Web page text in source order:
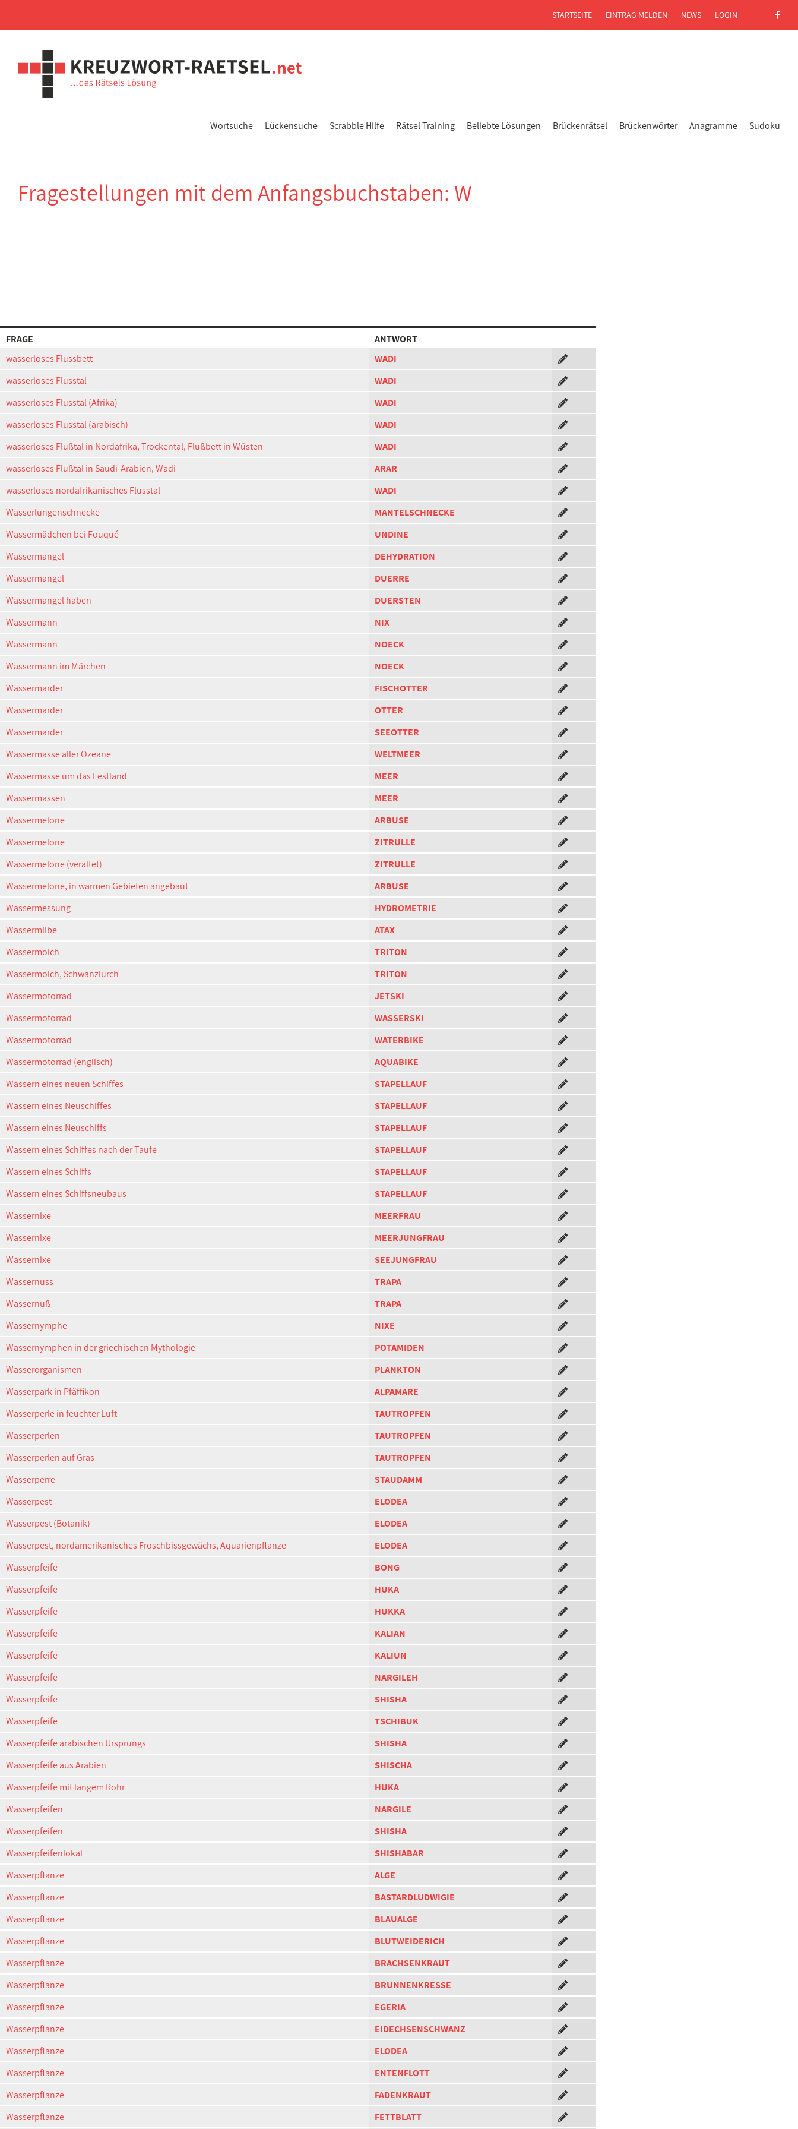
Wortsuche Lückensuche Scrabble Hilfe Rätsel Training Beliebte Lösungen Brückenrätsel Brückenwörter Anagramme Sudoku
STARTSEITE EINTRAG MELDEN NEWS LOGIN
Fragestellungen mit dem Anfangsbuchstaben: W
FRAGE
ANTWORT
wasserloses Flussbett
WADI
wasserloses Flusstal
WADI
wasserloses Flusstal (Afrika)
WADI
wasserloses Flusstal (arabisch)
WADI
wasserloses Flußtal in Nordafrika, Trockental, Flußbett in Wüsten
WADI
wasserloses Flußtal in Saudi-Arabien, Wadi
ARAR
wasserloses nordafrikanisches Flusstal
WADI
Wasserlungenschnecke
MANTELSCHNECKE
Wassermädchen bei Fouqué
UNDINE
Wassermangel
DEHYDRATION
Wassermangel
DUERRE
Wassermangel haben
DUERSTEN
Wassermann
NIX
Wassermann
NOECK
Wassermann im Märchen
NOECK
Wassermarder
FISCHOTTER
Wassermarder
OTTER
Wassermarder
SEEOTTER
Wassermasse aller Ozeane
WELTMEER
Wassermasse um das Festland
MEER
Wassermassen
MEER
Wassermelone
ARBUSE
Wassermelone
ZITRULLE
Wassermelone (veraltet)
ZITRULLE
Wassermelone, in warmen Gebieten angebaut
ARBUSE
Wassermessung
HYDROMETRIE
Wassermilbe
ATAX
Wassermolch
TRITON
Wassermolch, Schwanzlurch
TRITON
Wassermotorrad
JETSKI
Wassermotorrad
WASSERSKI
Wassermotorrad
WATERBIKE
Wassermotorrad (englisch)
AQUABIKE
Wassern eines neuen Schiffes
STAPELLAUF
Wassern eines Neuschiffes
STAPELLAUF
Wassern eines Neuschiffs
STAPELLAUF
Wassern eines Schiffes nach der Taufe
STAPELLAUF
Wassern eines Schiffs
STAPELLAUF
Wassern eines Schiffsneubaus
STAPELLAUF
Wassernixe
MEERFRAU
Wassernixe
MEERJUNGFRAU
Wassernixe
SEEJUNGFRAU
Wassernuss
TRAPA
Wassernuß
TRAPA
Wassernymphe
NIXE
Wassernymphen in der griechischen Mythologie
POTAMIDEN
Wasserorganismen
PLANKTON
Wasserpark in Pfäffikon
ALPAMARE
Wasserperle in feuchter Luft
TAUTROPFEN
Wasserperlen
TAUTROPFEN
Wasserperlen auf Gras
TAUTROPFEN
Wasserperre
STAUDAMM
Wasserpest
ELODEA
Wasserpest (Botanik)
ELODEA
Wasserpest, nordamerikanisches Froschbissgewächs, Aquarienpflanze
ELODEA
Wasserpfeife
BONG
Wasserpfeife
HUKA
Wasserpfeife
HUKKA
Wasserpfeife
KALIAN
Wasserpfeife
KALIUN
Wasserpfeife
NARGILEH
Wasserpfeife
SHISHA
Wasserpfeife
TSCHIBUK
Wasserpfeife arabischen Ursprungs
SHISHA
Wasserpfeife aus Arabien
SHISCHA
Wasserpfeife mit langem Rohr
HUKA
Wasserpfeifen
NARGILE
Wasserpfeifen
SHISHA
Wasserpfeifenlokal
SHISHABAR
Wasserpflanze
ALGE
Wasserpflanze
BASTARDLUDWIGIE
Wasserpflanze
BLAUALGE
Wasserpflanze
BLUTWEIDERICH
Wasserpflanze
BRACHSENKRAUT
Wasserpflanze
BRUNNENKRESSE
Wasserpflanze
EGERIA
Wasserpflanze
EIDECHSENSCHWANZ
Wasserpflanze
ELODEA
Wasserpflanze
ENTENFLOTT
Wasserpflanze
FADENKRAUT
Wasserpflanze
FETTBLATT